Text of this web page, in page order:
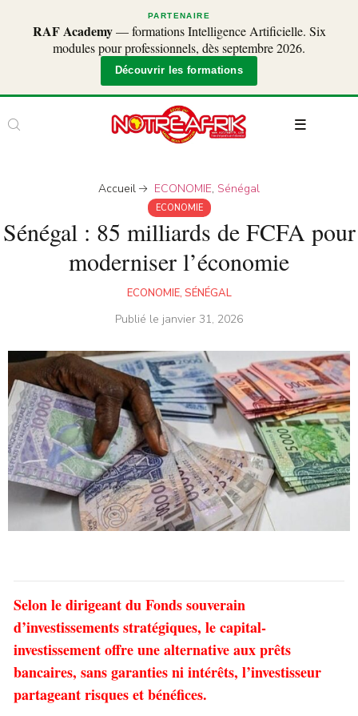
PARTENAIRE
RAF Academy— formations Intelligence Artificielle. Six
modules pour professionnels, dès septembre 2026.
Découvrir les formations
Accueil ECONOMIE, Sénégal
ECONOMIE
Sénégal : 85 milliards de FCFA pour
moderniser l’économie
ECONOMIE, SÉNÉGAL
Publié le janvier 31, 2026
Selon le dirigeant du Fonds souverain
d’investissements stratégiques, le capital-
investissement offre une alternative aux prêts
bancaires, sans garanties ni intérêts, l’investisseur
partageant risques et bénéfices.